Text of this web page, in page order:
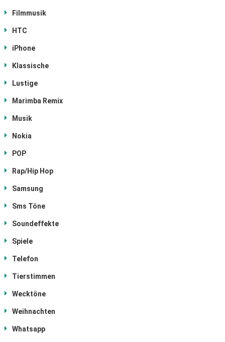
Filmmusik
HTC
iPhone
Klassische
Lustige
Marimba Remix
Musik
Nokia
POP
Rap/Hip Hop
Samsung
Sms Töne
Soundeffekte
Spiele
Telefon
Tierstimmen
Wecktöne
Weihnachten
Whatsapp